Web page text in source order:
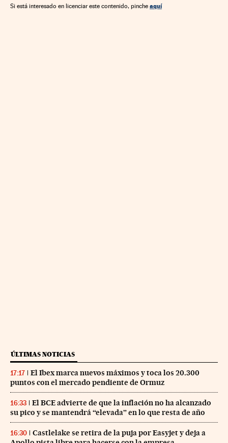
Si está interesado en licenciar este contenido, pinche aquí
ÚLTIMAS NOTICIAS
17:17
El Ibex marca nuevos máximos y toca los 20.300
puntos con el mercado pendiente de Ormuz
16:33
El BCE advierte de que la inflación no ha alcanzado
su pico y se mantendrá “elevada” en lo que resta de año
16:30
Castlelake se retira de la puja por Easyjet y deja a